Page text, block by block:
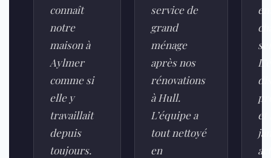
connaît
notre
maison à
Aylmer
comme si
elle y
travaillait
depuis
toujours.
service de
grand
ménage
après nos
rénovations
à Hull.
L’équipe a
tout nettoyé
en
et